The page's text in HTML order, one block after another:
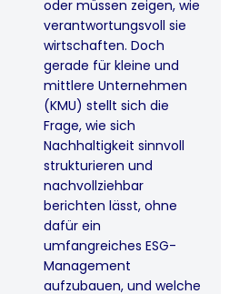
oder müssen zeigen, wie
verantwortungsvoll sie
wirtschaften. Doch
gerade für kleine und
mittlere Unternehmen
(KMU) stellt sich die
Frage, wie sich
Nachhaltigkeit sinnvoll
strukturieren und
nachvollziehbar
berichten lässt, ohne
dafür ein
umfangreiches ESG-
Management
aufzubauen, und welche